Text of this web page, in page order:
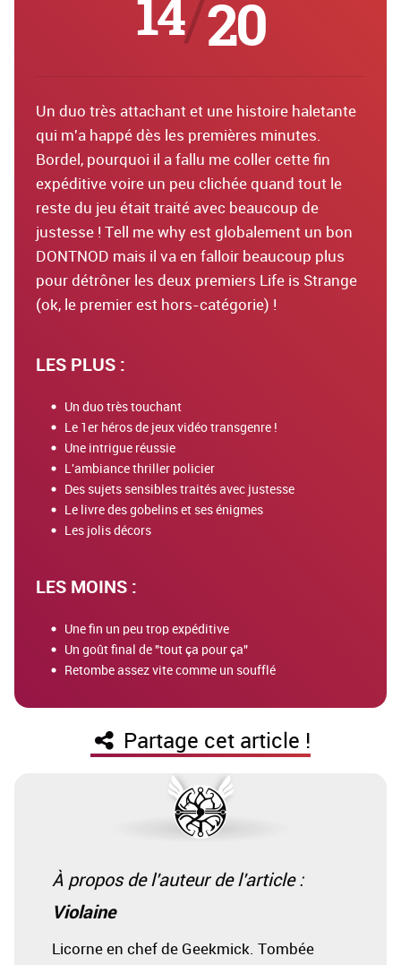
14/20
Un duo très attachant et une histoire haletante
qui m'a happé dès les premières minutes.
Bordel, pourquoi il a fallu me coller cette fin
expéditive voire un peu clichée quand tout le
reste du jeu était traité avec beaucoup de
justesse ! Tell me why est globalement un bon
DONTNOD mais il va en falloir beaucoup plus
pour détrôner les deux premiers Life is Strange
(ok, le premier est hors-catégorie) !
LES PLUS :
Un duo très touchant
Le 1er héros de jeux vidéo transgenre !
Une intrigue réussie
L'ambiance thriller policier
Des sujets sensibles traités avec justesse
Le livre des gobelins et ses énigmes
Les jolis décors
LES MOINS :
Une fin un peu trop expéditive
Un goût final de "tout ça pour ça"
Retombe assez vite comme un soufflé
Partage cet article !
À propos de l'auteur de l'article :
Violaine
Licorne en chef de Geekmick. Tombée